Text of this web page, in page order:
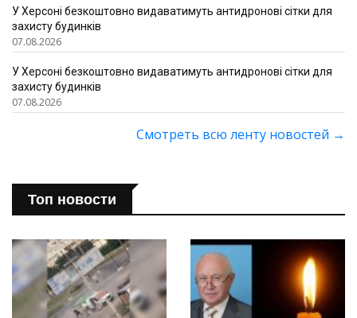
У Херсоні безкоштовно видаватимуть антидронові сітки для
захисту будинків
07.08.2026
У Херсоні безкоштовно видаватимуть антидронові сітки для
захисту будинків
07.08.2026
Смотреть всю ленту новостей →
Топ новости